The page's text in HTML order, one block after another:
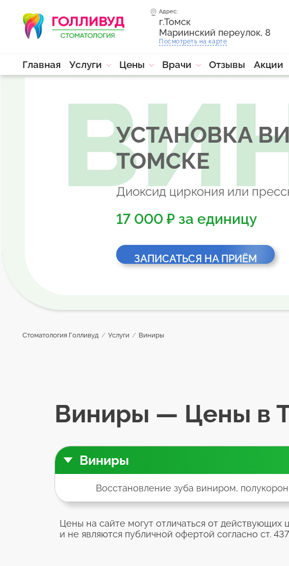
Адрес:
г.Томск
Мариинский переулок, 8
Посмотреть на карте
Главная Услуги Цены Врачи Отзывы Акции
УСТАНОВКА
ТОМСКЕ
Диоксид циркония или
17 000 ₽ за единицу
ЗАПИСАТЬСЯ НА ПРИЁМ
Стоматология Голливуд / Услуги / Виниры
Виниры — Цены в
Виниры
Восстановление зуба виниром,
Цены на сайте могут отличаться от действующих
и не являются публичной офертой согласно ст.